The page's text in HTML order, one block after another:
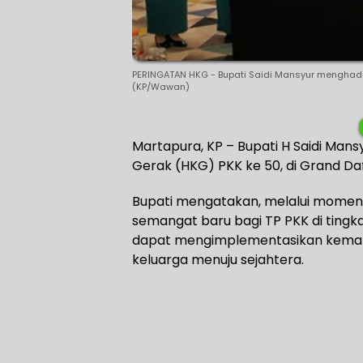
PERINGATAN HKG - Bupati Saidi Mansyur
(KP/Wawan)
Martapura, KP – Bupati H Saidi
Gerak (HKG) PKK ke 50, di Grand
Bupati mengatakan, melalui
semangat baru bagi TP PKK di
dapat mengimplementasikan
keluarga menuju sejahtera.